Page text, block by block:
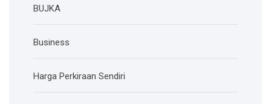
BUJKA
Business
Harga Perkiraan Sendiri